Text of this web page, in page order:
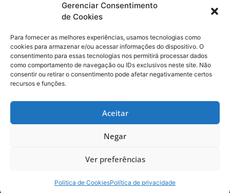
Gerenciar Consentimento
de Cookies
Para fornecer as melhores experiências, usamos tecnologias como
cookies para armazenar e/ou acessar informações do dispositivo. O
consentimento para essas tecnologias nos permitirá processar dados
como comportamento de navegação ou IDs exclusivos neste site. Não
consentir ou retirar o consentimento pode afetar negativamente certos
recursos e funções.
Aceitar
Negar
Ver preferências
Politica de CookiesPolítica de privacidade
mulheres funcionárias, colaboradoras, as mais
novas e as mais antigas. A importância da união
de todas em torno de um trabalho de eficiência
e qualidade. “O que buscamos aqui é
reconhecer o trabalho destas colaboradoras,
que se entregam no dia a dia do clube em busca
de excelência. Estamos felizes com este
No grupo de funcionárias, estavam
que deixaram seus afazeres por alguns
instantes de reflexão. Estarem reunidas em
torno desta roda de conversa e uma oração de
agradecimento.